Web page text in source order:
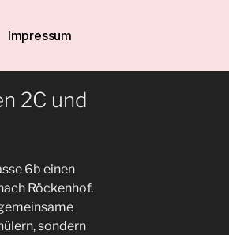
Impressum
2C und
6b einen
Röckenhof.
sondern